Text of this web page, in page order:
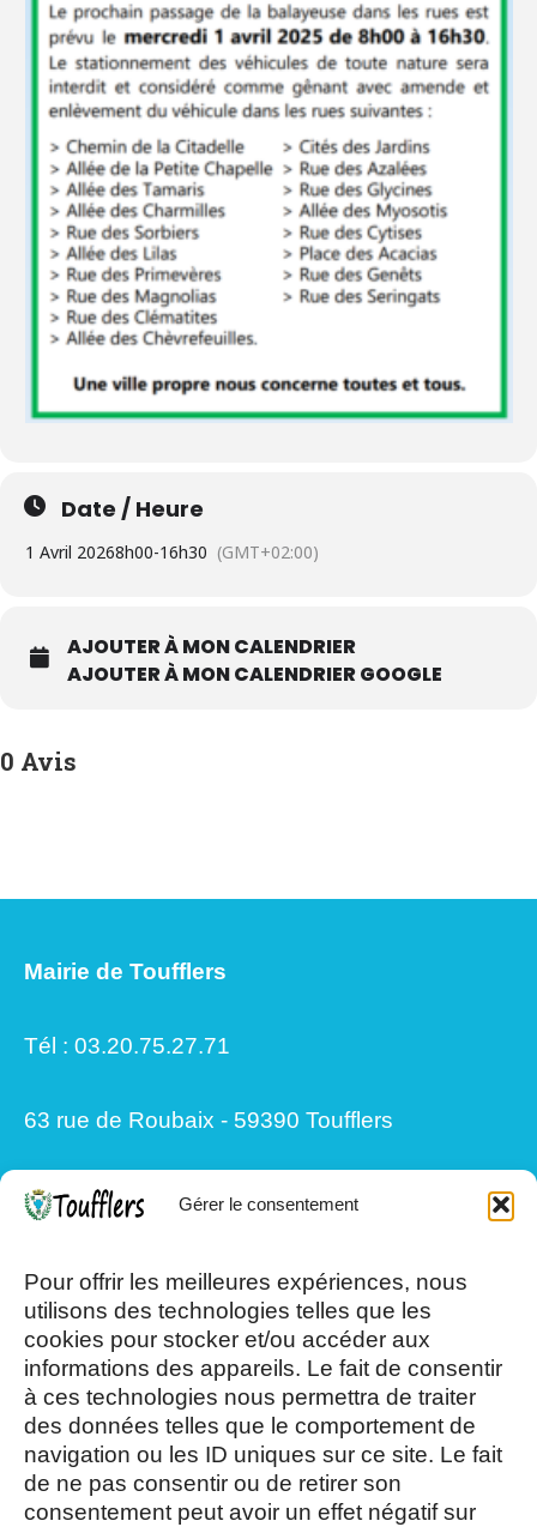
Gérer le consentement
Pour offrir les meilleures expériences, nous
utilisons des technologies telles que les
cookies pour stocker et/ou accéder aux
informations des appareils. Le fait de consentir
à ces technologies nous permettra de traiter
des données telles que le comportement de
navigation ou les ID uniques sur ce site. Le fait
de ne pas consentir ou de retirer son
consentement peut avoir un effet négatif sur
Date / Heure
1 Avril 20268h00-16h30 (GMT+02:00)
AJOUTER À MON CALENDRIER
AJOUTER À MON CALENDRIER GOOGLE
0 Avis
Mairie de Toufflers
Tél : 03.20.75.27.71
63 rue de Roubaix - 59390 Toufflers
13h30/17h15
Mercredi et Samedi : 8h- 12h